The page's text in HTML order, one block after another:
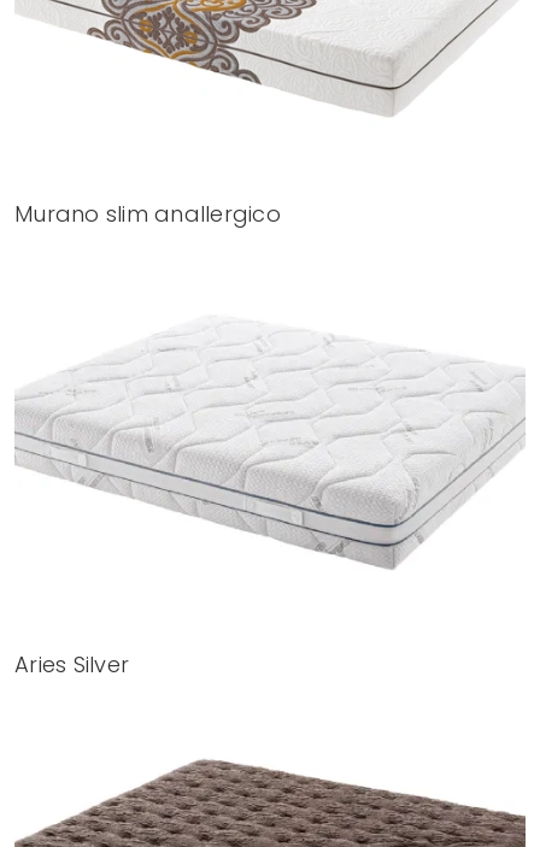
Murano slim anallergico
Aries Silver